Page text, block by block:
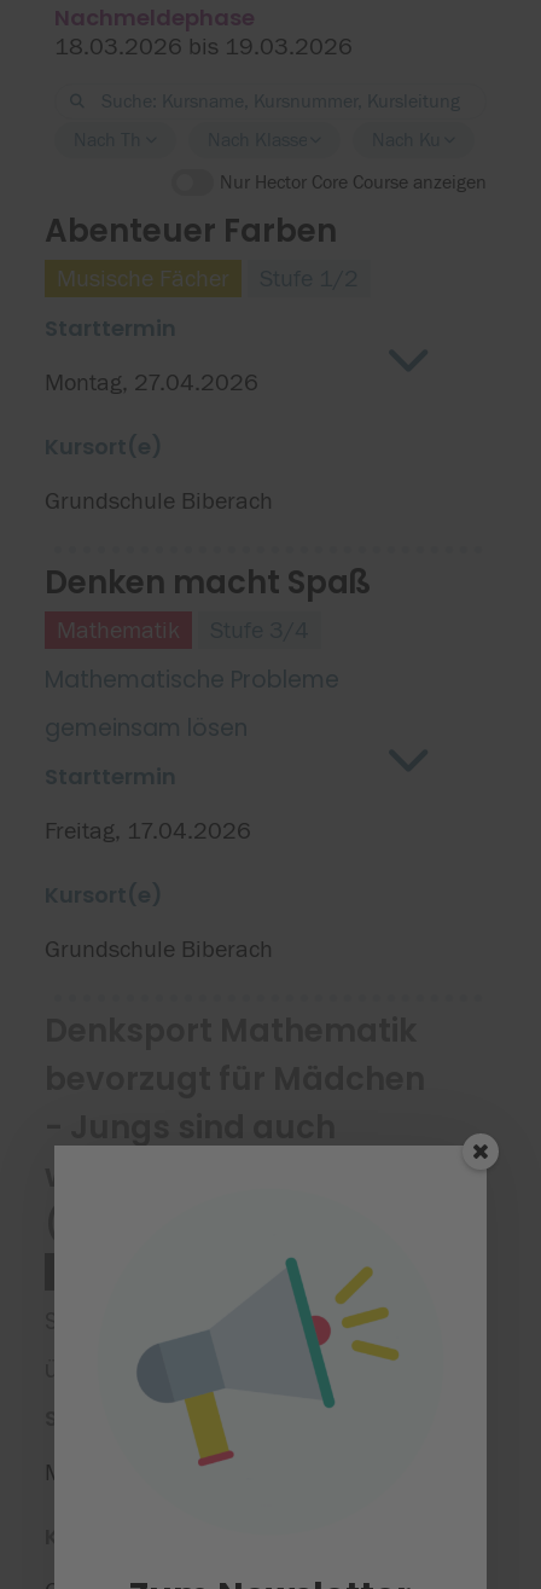
Nachmeldephase
18.03.2026 bis 19.03.2026
Nur Hector Core Course anzeigen
Abenteuer Farben
Musische Fächer
Montag, 27.04.2026
Grundschule Biberach
Denken macht Spaß
Mathematik
Freitag, 17.04.2026
Grundschule Biberach
Spielen, knobeln, rätseln,
überlegen
Montag, 20.04.2026